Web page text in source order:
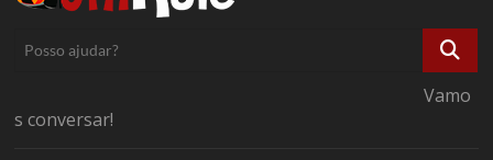
Posso
ajudar?
Vamo
s conversar!